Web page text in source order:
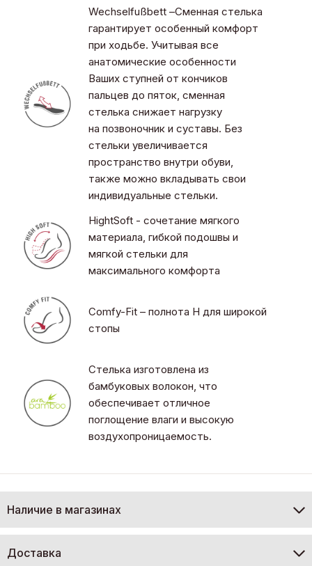
Wechselfußbett –Сменная стелька
гарантирует особенный комфорт
при ходьбе. Учитывая все
анатомические особенности
Ваших ступней от кончиков
пальцев до пяток, сменная
стелька снижает нагрузку
на позвоночник и суставы. Без
стельки увеличивается
пространство внутри обуви,
также можно вкладывать свои
индивидуальные стельки.
HightSoft - сочетание мягкого
материала, гибкой подошвы и
мягкой стельки для
максимального комфорта
Comfy-Fit – полнота H для широкой
стопы
Стелька изготовлена из
бамбуковых волокон, что
обеспечивает отличное
поглощение влаги и высокую
воздухопроницаемость.
Наличие в магазинах
Доставка